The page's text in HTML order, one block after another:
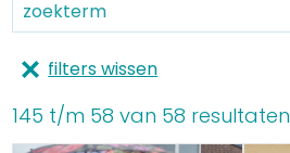
filters wissen
145 t/m 58 van 58 resultaten